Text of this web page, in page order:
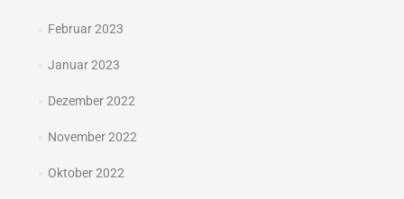
Februar 2023
Januar 2023
Dezember 2022
November 2022
Oktober 2022